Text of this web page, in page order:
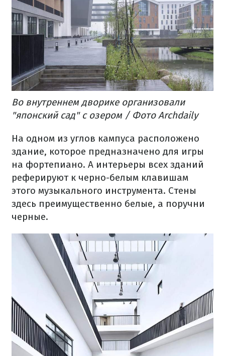
Во внутреннем дворике организовали
"японский сад" с озером / Фото Archdaily
На одном из углов кампуса расположено
здание, которое предназначено для игры
на фортепиано. А интерьеры всех зданий
реферируют к черно-белым клавишам
этого музыкального инструмента. Стены
здесь преимущественно белые, а поручни
черные.